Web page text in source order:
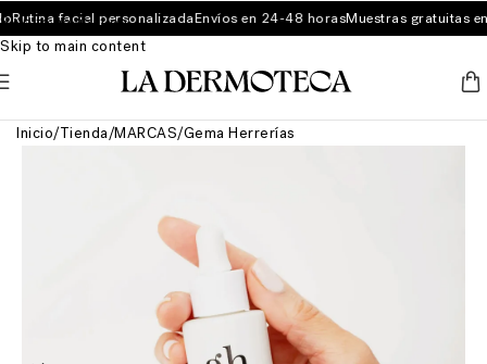
Skip to navigation
Skip to main content
Rutina facial personalizadaEnvíos en 24-48 horasMuestras gratuitas en
Inicio/Tienda/MARCAS/Gema Herrerías